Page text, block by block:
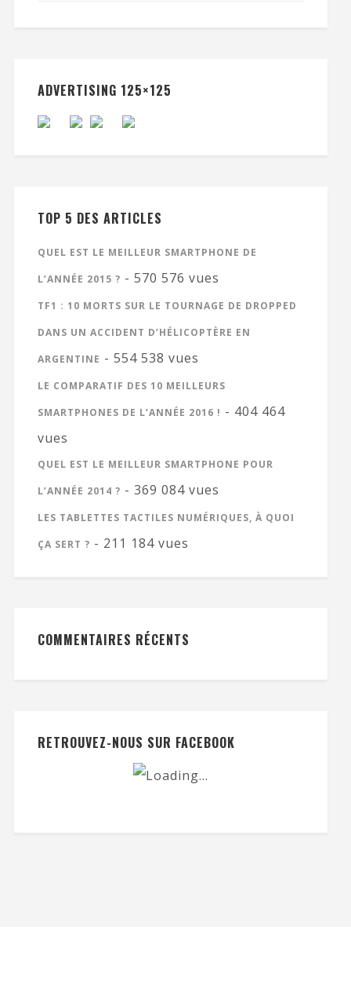
ADVERTISING 125×125
TOP 5 DES ARTICLES
QUEL EST LE MEILLEUR SMARTPHONE DE
L’ANNÉE 2015 ? - 570 576 vues
TF1 : 10 MORTS SUR LE TOURNAGE DE DROPPED
DANS UN ACCIDENT D’HÉLICOPTÈRE EN
ARGENTINE - 554 538 vues
LE COMPARATIF DES 10 MEILLEURS
SMARTPHONES DE L’ANNÉE 2016 ! - 404 464
vues
QUEL EST LE MEILLEUR SMARTPHONE POUR
L’ANNÉE 2014 ? - 369 084 vues
LES TABLETTES TACTILES NUMÉRIQUES, À QUOI
ÇA SERT ? - 211 184 vues
COMMENTAIRES RÉCENTS
RETROUVEZ-NOUS SUR FACEBOOK